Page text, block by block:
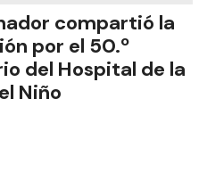
compartió la
por el 50.º
del Hospital de la
Niño